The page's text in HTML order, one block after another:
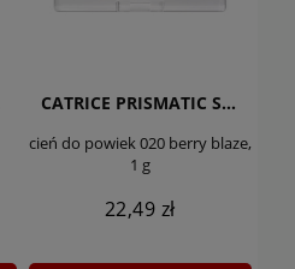
CATRICE PRISMATIC SHIFT
cień do powiek 020 berry blaze,
1 g
22,49 zł